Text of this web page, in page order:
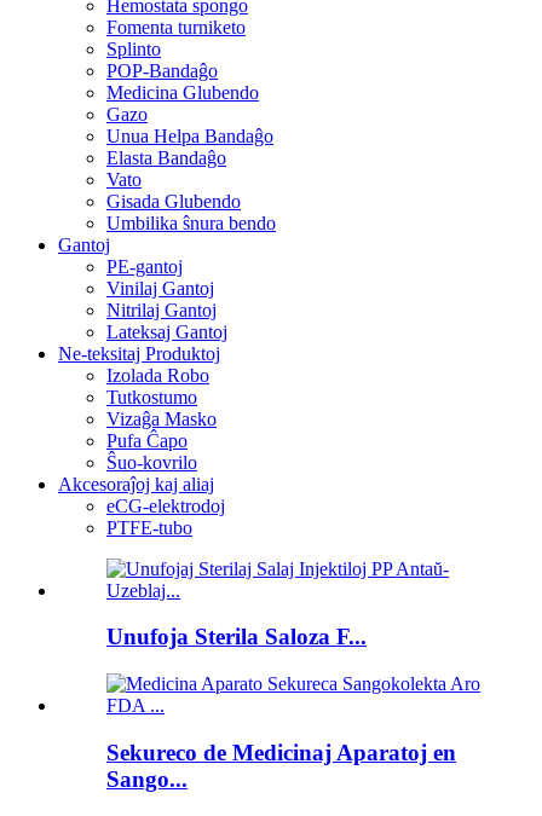
Hemostata spongo
Fomenta turniketo
Splinto
POP-Bandaĝo
Medicina Glubendo
Gazo
Unua Helpa Bandaĝo
Elasta Bandaĝo
Vato
Gisada Glubendo
Umbilika ŝnura bendo
Gantoj
PE-gantoj
Vinilaj Gantoj
Nitrilaj Gantoj
Lateksaj Gantoj
Ne-teksitaj Produktoj
Izolada Robo
Tutkostumo
Vizaĝa Masko
Pufa Ĉapo
Ŝuo-kovrilo
Akcesoraĵoj kaj aliaj
eCG-elektrodoj
PTFE-tubo
Unufoja Sterila Saloza F...
Sekureco de Medicinaj Aparatoj en
Sango...